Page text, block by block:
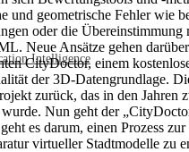
Intelligence
und geometrische Fehler wie
oder die Übereinstimmung
Neue Ansätze gehen
CityDoctor, einem
der 3D-Datengrundlage.
zurück, das in den Jahren
Nun geht der
es darum, einen Prozess zur
virtueller Stadtmodelle zu